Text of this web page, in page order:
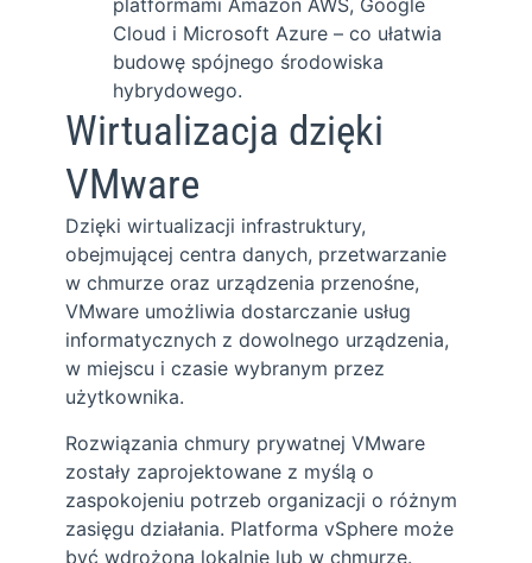
platformami Amazon AWS, Google
Cloud i Microsoft Azure – co ułatwia
budowę spójnego środowiska
hybrydowego.
Wirtualizacja dzięki
VMware
Dzięki wirtualizacji infrastruktury,
obejmującej centra danych, przetwarzanie
w chmurze oraz urządzenia przenośne,
VMware umożliwia dostarczanie usług
informatycznych z dowolnego urządzenia,
w miejscu i czasie wybranym przez
użytkownika.
Rozwiązania chmury prywatnej VMware
zostały zaprojektowane z myślą o
zaspokojeniu potrzeb organizacji o różnym
zasięgu działania. Platforma vSphere może
być wdrożona lokalnie lub w chmurze.